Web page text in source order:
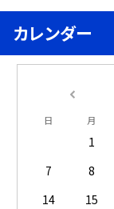
カレンダー
日 月
1
7
8
14
15